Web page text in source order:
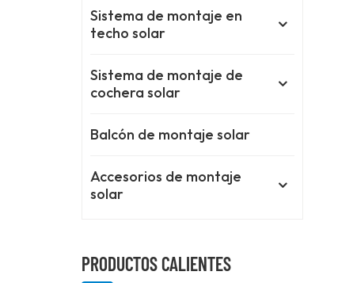
Sistema de montaje en
techo solar
Sistema de montaje de
cochera solar
Balcón de montaje solar
Accesorios de montaje
solar
PRODUCTOS CALIENTES